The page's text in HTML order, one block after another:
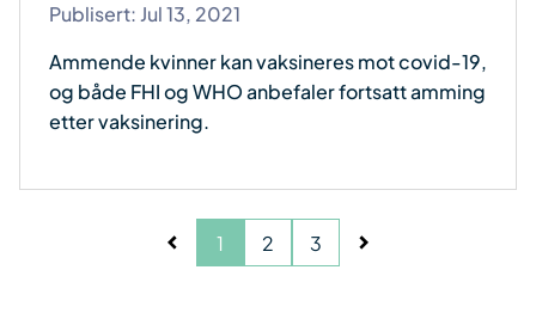
Publisert: Jul 13, 2021
Ammende kvinner kan vaksineres mot covid-19,
og både FHI og WHO anbefaler fortsatt amming
etter vaksinering.
1 2 3